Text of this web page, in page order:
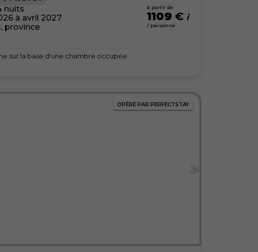
nuits
à avril 2027
province
à partir de
1109 €
/ personne
sur la base d'une chambre occupée
OPÉRÉ PAR PERFECTSTAY